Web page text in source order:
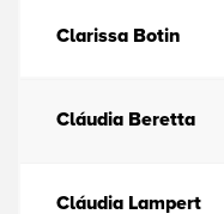
Clarissa Botin
Cláudia Beretta
Cláudia Lampert